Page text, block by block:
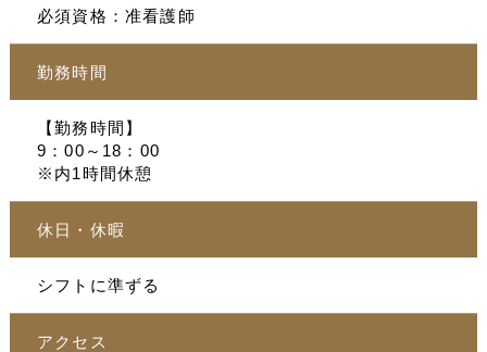
必須資格：准看護師
勤務時間
【勤務時間】
9：00～18：00
※内1時間休憩
休日・休暇
シフトに準ずる
アクセス